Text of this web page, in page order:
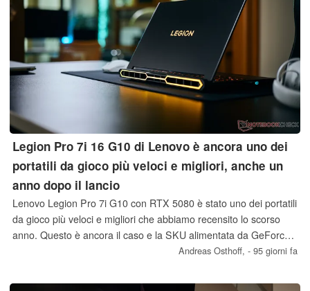
Legion Pro 7i 16 G10 di Lenovo è ancora uno dei
portatili da gioco più veloci e migliori, anche un
anno dopo il lancio
Lenovo Legion Pro 7i G10 con RTX 5080 è stato uno dei portatili
da gioco più veloci e migliori che abbiamo recensito lo scorso
anno. Questo è ancora il caso e la SKU alimentata da GeForce
RTX 5090 può facilmente tenere il passo anche con i rivali più
Andreas Osthoff, - 95 giorni fa